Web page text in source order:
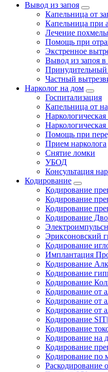
Вывод из запоя
Капельница от
Капельница при
Лечение
Помощь при
Экстренное
Вывод из запоя в
Принудительный
Частный
Нарколог на дом
Госпитализация
Капельница от
Наркологическая
Помощь при
Прием нарколога
Снятие ломки
УБОД
Консультация
Кодирование
Кодирование
Кодирование
Кодирование
Кодирование
Эриксоновский
Кодирование
Имплантация
Кодирование
Кодирование
Кодирование
Кодирование от
Кодирование от
Кодирование от
Кодирование
Кодирование
Кодирование на
Кодирование
Кодирование по
Раскодирование